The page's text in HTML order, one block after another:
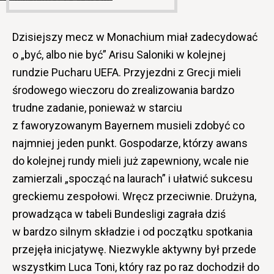
Dzisiejszy mecz w Monachium miał zadecydować
o „być, albo nie być” Arisu Saloniki w kolejnej
rundzie Pucharu UEFA. Przyjezdni z Grecji mieli
środowego wieczoru do zrealizowania bardzo
trudne zadanie, ponieważ w starciu
z faworyzowanym Bayernem musieli zdobyć co
najmniej jeden punkt. Gospodarze, którzy awans
do kolejnej rundy mieli już zapewniony, wcale nie
zamierzali „spocząć na laurach” i ułatwić sukcesu
greckiemu zespołowi. Wręcz przeciwnie. Drużyna,
prowadząca w tabeli Bundesligi zagrała dziś
w bardzo silnym składzie i od początku spotkania
przejęła inicjatywę. Niezwykle aktywny był przede
wszystkim Luca Toni, który raz po raz dochodził do